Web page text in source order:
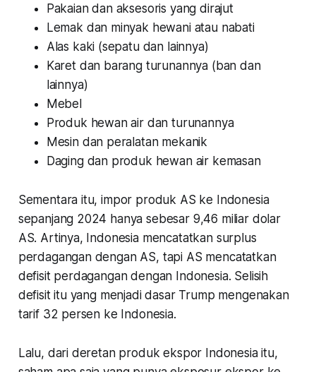
Pakaian dan aksesoris yang dirajut
Lemak dan minyak hewani atau nabati
Alas kaki (sepatu dan lainnya)
Karet dan barang turunannya (ban dan
lainnya)
Mebel
Produk hewan air dan turunannya
Mesin dan peralatan mekanik
Daging dan produk hewan air kemasan
Sementara itu, impor produk AS ke Indonesia
sepanjang 2024 hanya sebesar 9,46 miliar dolar
AS. Artinya, Indonesia mencatatkan surplus
perdagangan dengan AS, tapi AS mencatatkan
defisit perdagangan dengan Indonesia. Selisih
defisit itu yang menjadi dasar Trump mengenakan
tarif 32 persen ke Indonesia.
Lalu, dari deretan produk ekspor Indonesia itu,